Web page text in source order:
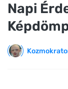
Napi